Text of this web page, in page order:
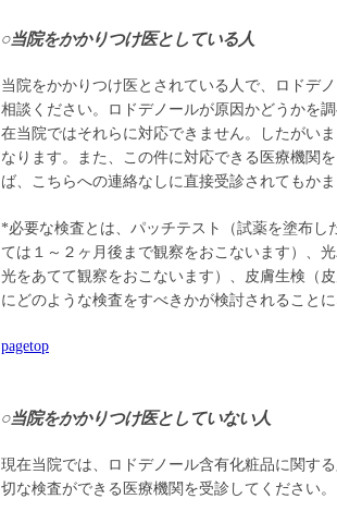
○当院をかかりつけ医としている人
当院をかかりつけ医とされている人で、ロドデ
相談ください。ロドデノールが原因かどうかを
在当院ではそれらに対応できません。したがい
なります。また、この件に対応できる医療機関
ば、こちらへの連絡なしに直接受診されてもかま
*必要な検査とは、パッチテスト（試薬を塗布し
ては１～２ヶ月後まで観察をおこないます）、
光をあてて観察をおこないます）、皮膚生検（
にどのような検査をすべきかが検討されることに
pagetop
○当院をかかりつけ医としていない人
現在当院では、ロドデノール含有化粧品に関す
切な検査ができる医療機関を受診してください。